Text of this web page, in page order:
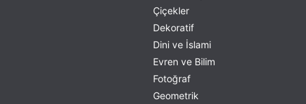
Çiçekler
Dekoratif
Dini ve İslami
Evren ve Bilim
Fotoğraf
Geometrik